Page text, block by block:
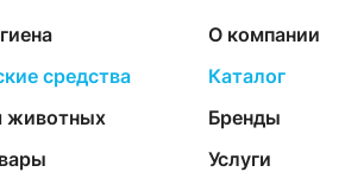
средства
животных
О компании
Каталог
Бренды
Услуги